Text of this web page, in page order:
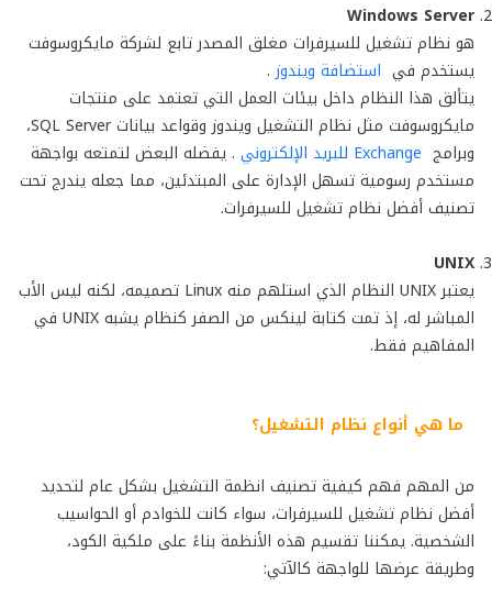
Windows Server
هو نظام تشغيل للسيرفرات مغلق المصدر تابع لشركة مايكروسوفت
يستخدم في استضافة ويندوز .
يتألق هذا النظام داخل بيئات العمل التي تعتمد على منتجات
مايكروسوفت مثل نظام التشغيل ويندوز وقواعد بيانات SQL Server،
وبرامج Exchange للبريد الإلكتروني
. يفضله البعض لتمتعه بواجهة
مستخدم رسومية تسهل الإدارة على المبتدئين، مما جعله يندرج تحت
تصنيف أفضل نظام تشغيل للسيرفرات.
UNIX
يعتبر UNIX النظام الذي استلهم منه Linux تصميمه، لكنه ليس الأب
المباشر له، إذ تمت كتابة لينكس من الصفر كنظام يشبه UNIX في
المفاهيم فقط.
ما هي أنواع نظام التشغيل؟
من المهم فهم كيفية تصنيف انظمة التشغيل بشكل عام لتحديد
أفضل نظام تشغيل للسيرفرات، سواء كانت للخوادم أو الحواسيب
الشخصية. يمكننا تقسيم هذه الأنظمة بناءً على ملكية الكود،
وطريقة عرضها للواجهة كالآتي: